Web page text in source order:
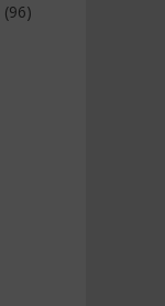
(96)